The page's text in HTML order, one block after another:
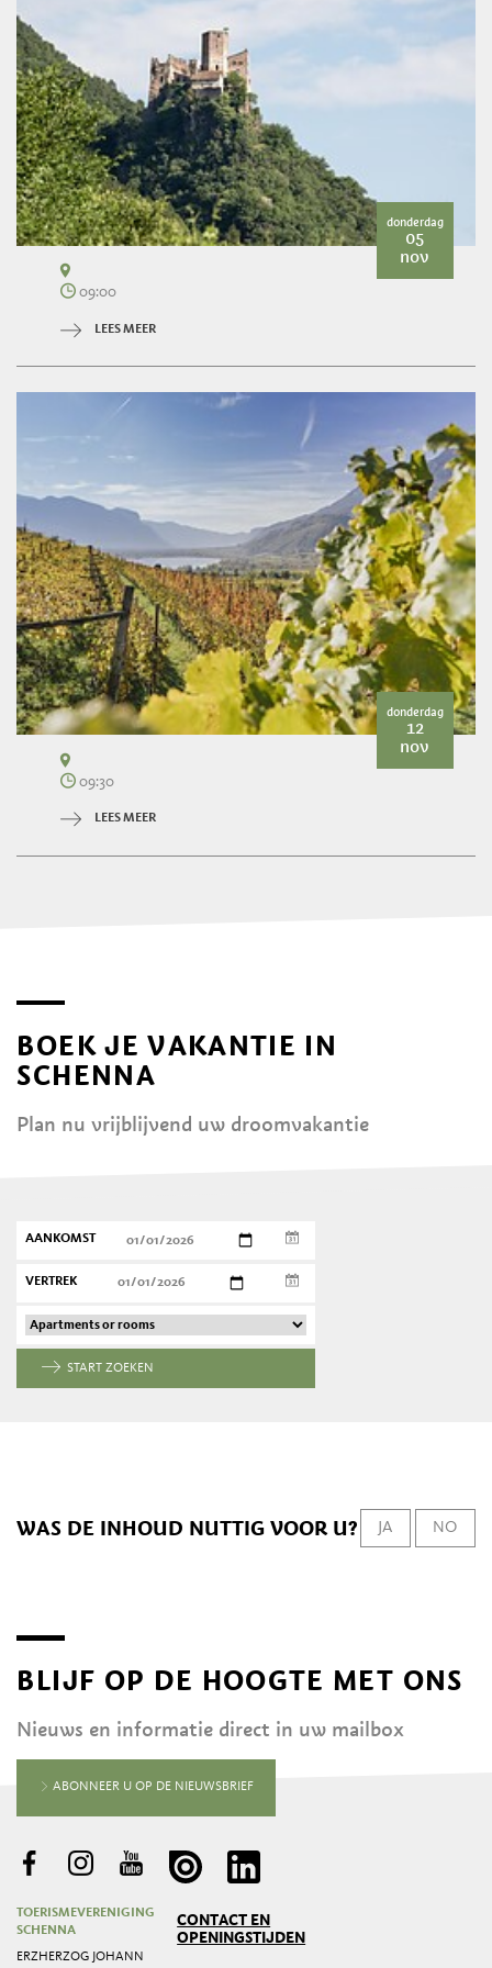
donderdag
05
nov
09:00
LEES MEER
donderdag
12
nov
09:30
LEES MEER
BOEK JE VAKANTIE IN
SCHENNA
Plan nu vrijblijvend uw droomvakantie
AANKOMST
VERTREK
START ZOEKEN
WAS DE INHOUD NUTTIG VOOR U? JA NO
BLIJF OP DE HOOGTE MET ONS
Nieuws en informatie direct in uw mailbox
ABONNEER U OP DE NIEUWSBRIEF
TOERISMEVERENIGING
SCHENNA
ERZHERZOG JOHANN
CONTACT EN
OPENINGSTIJDEN